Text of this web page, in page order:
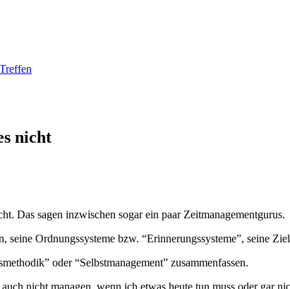
nicht
Das sagen inzwischen sogar ein paar Zeitmanagementgurus.
Ordnungssysteme bzw. “Erinnerungssysteme”, seine
oder “Selbstmanagement” zusammenfassen.